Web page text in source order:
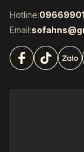
Hotline:
Email: